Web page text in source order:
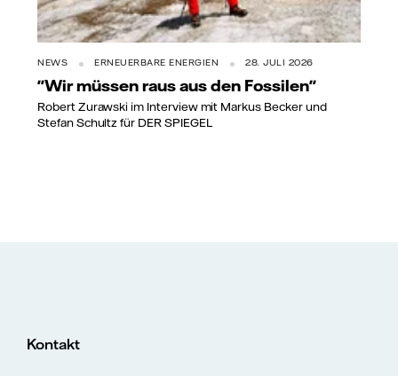
NEWS ERNEUERBARE ENERGIEN 28. JULI 2026
"Wir müssen raus aus den Fossilen"
Robert Zurawski im Interview mit Markus Becker und
Stefan Schultz für DER SPIEGEL
Kontakt